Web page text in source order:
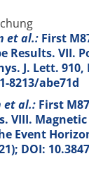
et al.: First
Results. VII.
J. Lett. 910,
8213/abe71d
et al.: First
VIII.
Event
DOI: